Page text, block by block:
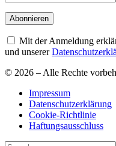
Mit der Anmeldung
und unserer
© 2026 – Alle Rechte
Impressum
Datenschutzerklärung
Cookie-Richtlinie
Haftungsausschluss